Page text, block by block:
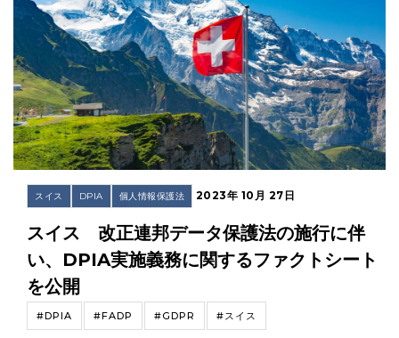
スイス DPIA 個人情報保護法 2023年 10月 27日
スイス 改正連邦データ保護法の施行に伴
い、DPIA実施義務に関するファクトシート
を公開
#DPIA #FADP #GDPR #スイス